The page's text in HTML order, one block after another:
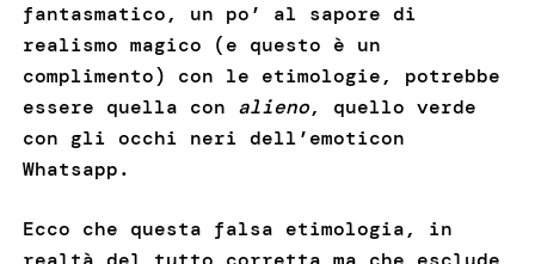
fantasmatico, un po’ al sapore di
realismo magico (e questo è un
complimento) con le etimologie, potrebbe
essere quella con alieno, quello verde
con gli occhi neri dell’emoticon
Whatsapp.
Ecco che questa falsa etimologia, in